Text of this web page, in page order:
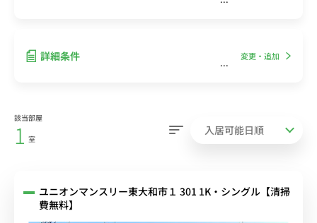
詳細条件 変更・追加
該当部屋
1 室
ユニオンマンスリー東大和市１ 301 1K・シングル【清掃
費無料】